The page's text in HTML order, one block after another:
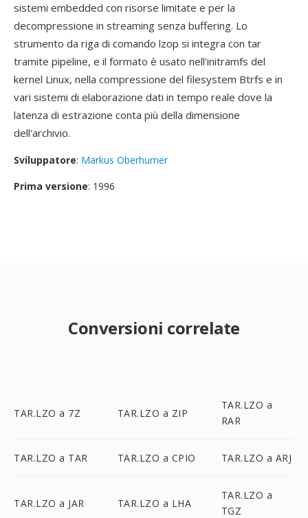
sistemi embedded con risorse limitate e per la
decompressione in streaming senza buffering. Lo
strumento da riga di comando lzop si integra con tar
tramite pipeline, e il formato è usato nell'initramfs del
kernel Linux, nella compressione del filesystem Btrfs e in
vari sistemi di elaborazione dati in tempo reale dove la
latenza di estrazione conta più della dimensione
dell'archivio.
Sviluppatore: Markus Oberhumer
Prima versione: 1996
Conversioni correlate
TAR.LZO a 7Z TAR.LZO a ZIP
TAR.LZO a
RAR
TAR.LZO a TAR TAR.LZO a CPIO TAR.LZO a ARJ
TAR.LZO a JAR TAR.LZO a LHA
TAR.LZO a
TGZ